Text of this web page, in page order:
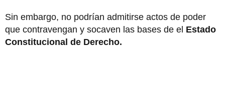
Sin embargo, no podrían admitirse actos de poder
que contravengan y socaven las bases de el Estado
Constitucional de Derecho.